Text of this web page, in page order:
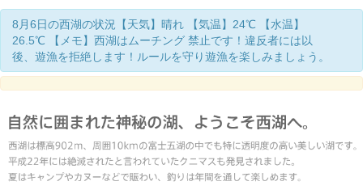
Home
釣り情報
マナーとお願い
クニマス展示館
漁協からのお知らせ
お問い合わせ
8月6日の西湖の状況【天気】晴れ 【気温】24℃ 【水温】
26.5℃ 【メモ】西湖はムーチング 禁止です！違反者には以
後、遊漁を拒絶します！ルールを守り遊漁を楽しみましょう。